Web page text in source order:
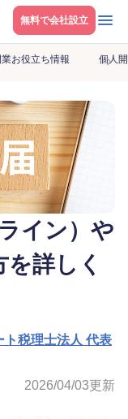
無料で会社設立 メニ
お役立ち情報 個人
イン）や
詳しく
ト税理士法人 代表
2026/04/03更新